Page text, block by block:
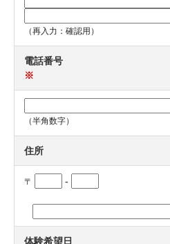
（再入力：確認用）
電話番号
※
（半角数字）
住所
〒 -
体験希望日